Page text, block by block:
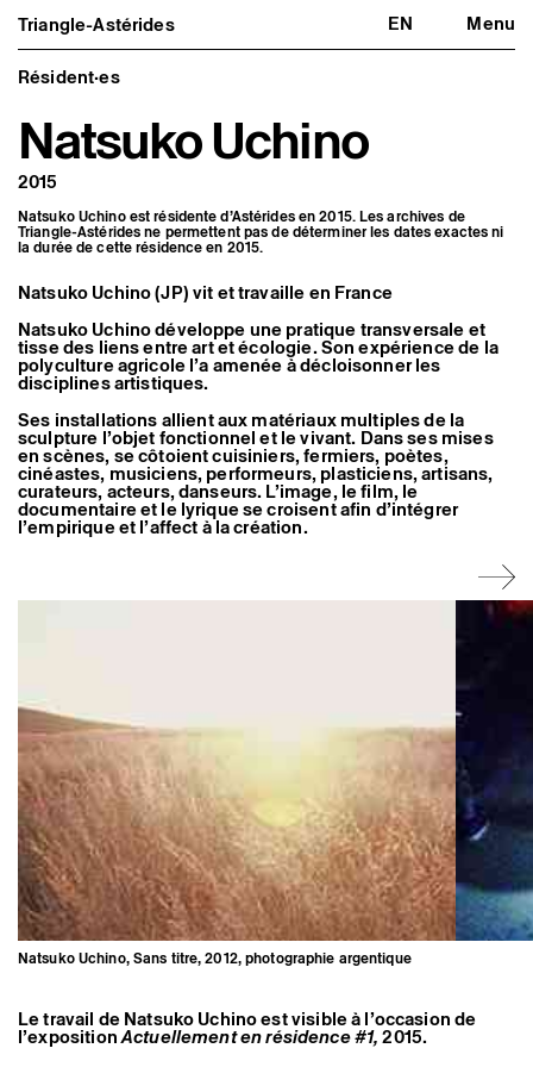
Triangle-Astérides EN Menu
Triangle-Astérides
Centre d’art contemporain
d’intérêt national
et résidence internationale d'artistes
Fermer
Présentation
À propos
Équipe et gouvernance
Formation professionnelle
Adhérer / nous soutenir
Informations pratiques
Programmation
Agenda : en cours et à venir
Expositions
Événements
Médiation
Publics associés
Les Nouveaux Commanditaires
Artistes résident·es et associé·es
Résident·es
Résident·es
Natsuko Uchino
2015
Natsuko Uchino est résidente d’Astérides en 2015. Les archives de
Triangle-Astérides ne permettent pas de déterminer les dates exactes ni
la durée de cette résidence en 2015.
Natsuko Uchino (JP) vit et travaille en France
Natsuko Uchino développe une pratique transversale et
tisse des liens entre art et écologie. Son expérience de la
polyculture agricole l’a amenée à décloisonner les
disciplines artistiques.
Ses installations allient aux matériaux multiples de la
sculpture l’objet fonctionnel et le vivant. Dans ses mises
en scènes, se côtoient cuisiniers, fermiers, poètes,
cinéastes, musiciens, performeurs, plasticiens, artisans,
curateurs, acteurs, danseurs. L’image, le film, le
documentaire et le lyrique se croisent afin d’intégrer
l’empirique et l’affect à la création.
Natsuko Uchino, Sans titre, 2012, photographie argentique
Le travail de Natsuko Uchino est visible à l’occasion de
l’expositionActuellement en résidence #1,2015.